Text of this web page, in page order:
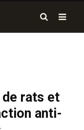
rats et
anti-